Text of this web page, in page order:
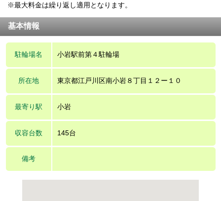
※最大料金は繰り返し適用となります。
基本情報
駐輪場名 小岩駅前第４駐輪場
所在地 東京都江戸川区南小岩８丁目１２ー１０
最寄り駅 小岩
収容台数 145台
備考